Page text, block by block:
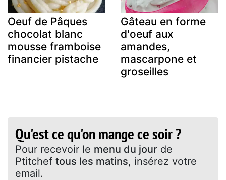
Oeuf de Pâques
chocolat blanc
mousse framboise
financier pistache
Gâteau en forme
d'oeuf aux
amandes,
mascarpone et
groseilles
Qu'est ce qu'on mange ce soir ?
Pour recevoir le menu du jour de
Ptitchef tous les matins, insérez votre
email.